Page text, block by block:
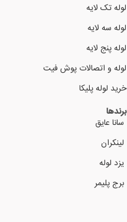
لوله تک لایه
لوله سه لایه
لوله پنج لایه
لوله و اتصالات پوش فیت
خرید لوله پلیکا
برندها
سانا عایق
لینکران
یزد لوله
برج پلیمر